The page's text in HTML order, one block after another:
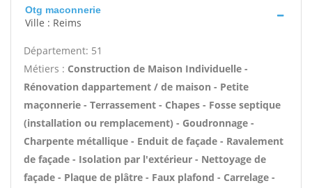
Otg maconnerie
Ville : Reims
Département: 51
Métiers : Construction de Maison Individuelle -
Rénovation dappartement / de maison - Petite
maçonnerie - Terrassement - Chapes - Fosse septique
(installation ou remplacement) - Goudronnage -
Charpente métallique - Enduit de façade - Ravalement
de façade - Isolation par l'extérieur - Nettoyage de
façade - Plaque de plâtre - Faux plafond - Carrelage -